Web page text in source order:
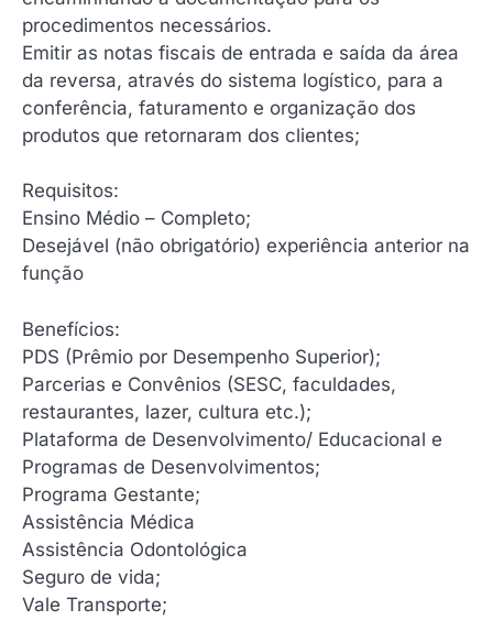
procedimentos necessários.
Emitir as notas fiscais de entrada e saída da área
da reversa, através do sistema logístico, para a
conferência, faturamento e organização dos
produtos que retornaram dos clientes;
Requisitos:
Ensino Médio – Completo;
Desejável (não obrigatório) experiência anterior na
função
Benefícios:
PDS (Prêmio por Desempenho Superior);
Parcerias e Convênios (SESC, faculdades,
restaurantes, lazer, cultura etc.);
Plataforma de Desenvolvimento/ Educacional e
Programas de Desenvolvimentos;
Programa Gestante;
Assistência Médica
Assistência Odontológica
Seguro de vida;
Vale Transporte;